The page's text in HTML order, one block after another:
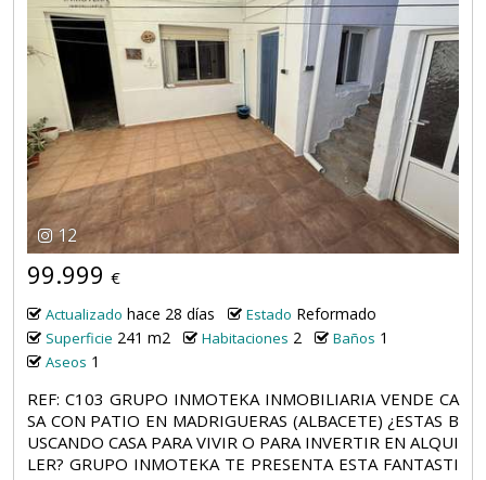
12
99.999 €
Actualizado hace 28 días Estado Reformado
Superficie 241 m2 Habitaciones 2 Baños 1
Aseos 1
REF: C103 GRUPO INMOTEKA INMOBILIARIA VENDE CA
SA CON PATIO EN MADRIGUERAS (ALBACETE) ¿ESTAS B
USCANDO CASA PARA VIVIR O PARA INVERTIR EN ALQUI
LER? GRUPO INMOTEKA TE PRESENTA ESTA FANTASTI